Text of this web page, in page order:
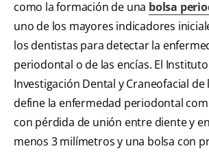
como la formación de una bolsa
uno de los mayores indicadores
los dentistas para detectar la
periodontal o de las encías. El
Investigación Dental y Craneofacial de
define la enfermedad periodontal
con pérdida de unión entre diente y
menos 3 milímetros y una bolsa con